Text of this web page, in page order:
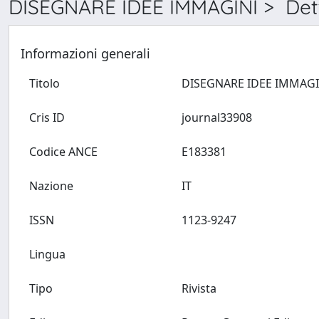
DISEGNARE IDEE IMMAGINI >
Informazioni generali
Titolo
Cris ID
Codice ANCE
Nazione
ISSN
Lingua
Tipo Rivista